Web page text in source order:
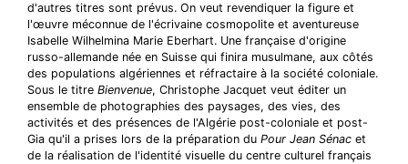
d'autres titres sont prévus. On veut revendiquer la figure et
l'œuvre méconnue de l'écrivaine cosmopolite et aventureuse
Isabelle Wilhelmina Marie Eberhart. Une française d'origine
russo-allemande née en Suisse qui finira musulmane, aux côtés
des populations algériennes et réfractaire à la société coloniale.
Sous le titre Bienvenue, Christophe Jacquet veut éditer un
ensemble de photographies des paysages, des vies, des
activités et des présences de l'Algérie post-coloniale et post-
Gia qu'il a prises lors de la préparation du Pour Jean Sénac et
de la réalisation de l'identité visuelle du centre culturel français